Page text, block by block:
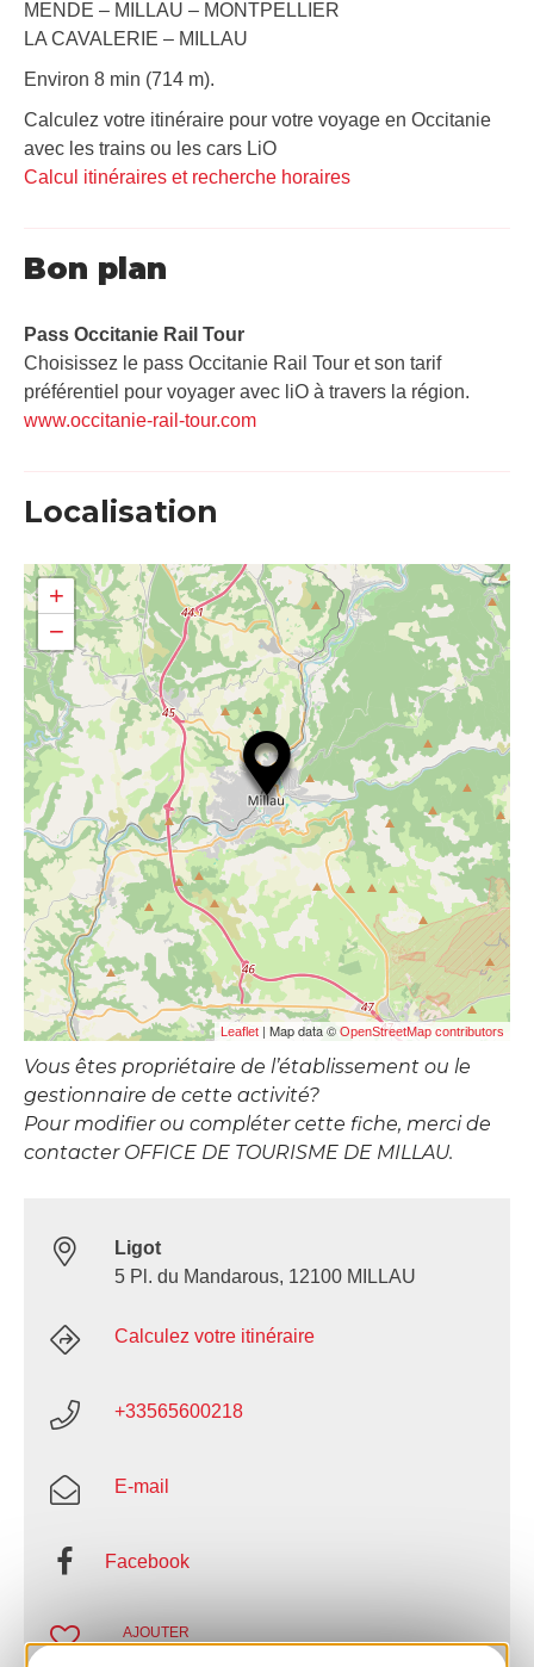
MENDE – MILLAU – MONTPELLIER
LA CAVALERIE – MILLAU
Environ 8 min (714 m).
Calculez votre itinéraire pour votre voyage en Occitanie
avec les trains ou les cars LiO
Calcul itinéraires et recherche horaires
Bon plan
Pass Occitanie Rail Tour​
Choisissez le pass Occitanie Rail Tour et son tarif
préférentiel pour voyager avec liO à travers la région.
www.occitanie-rail-tour.com
Localisation
+
−
Leaflet | Map data © OpenStreetMap contributors
Vous êtes propriétaire de l’établissement ou le
gestionnaire de cette activité?
Pour modifier ou compléter cette fiche, merci de
contacter OFFICE DE TOURISME DE MILLAU.
Ligot
5 Pl. du Mandarous, 12100 MILLAU
Calculez votre itinéraire
+33565600218
E-mail
Facebook
AJOUTER
AU CARNET